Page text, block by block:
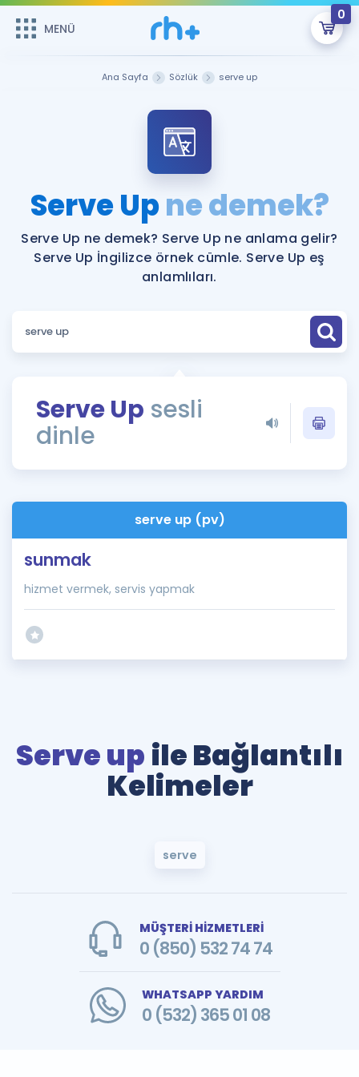
MENÜ
0
Şifremi Hatırlamıyorum
ÜYE DEĞİLİM
Sepetin Şu An Boş.
Remzi Hoca ile seni sınava hazırlayacak onlarca eğitim seni
bekliyor!
MENÜ
Katılımcı Görüşleri
Faydalı Araçlar
Sözlük
Rehberlik Aracı
ÖSYM Sınav Takvimi
İngilizce Gramer
Hakkımızda
Ana Sayfa Sözlük serve up
Serve Upne demek?
Serve Up ne demek? Serve Up ne anlama gelir?
Serve Up İngilizce örnek cümle. Serve Up eş
anlamlıları.
Serve Up sesli
dinle
serve up (pv)
sunmak
hizmet vermek, servis yapmak
Serve up ile Bağlantılı
Kelimeler
serve
MÜŞTERİ HİZMETLERİ
0 (850) 532 74 74
WHATSAPP YARDIM
0 (532) 365 01 08